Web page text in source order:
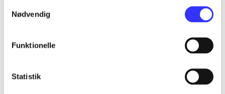
Nødvendig
Funktionelle
Statistik
Artikler